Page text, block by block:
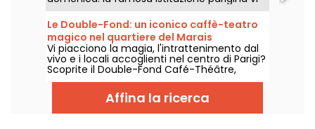
invita a godervi una serata di cancan
francese con una cena e uno spettacolo nel
cuore del suo ambiente Art Déco.
Le Double-Fond: un iconico caffè-teatro
magico nel quartiere del Marais
Vi piacciono la magia, l'intrattenimento dal
vivo e i locali accoglienti nel centro di Parigi?
Scoprite il Double-Fond Café-Théâtre,
un'istituzione della magia nel cuore del
Affina la ricerca